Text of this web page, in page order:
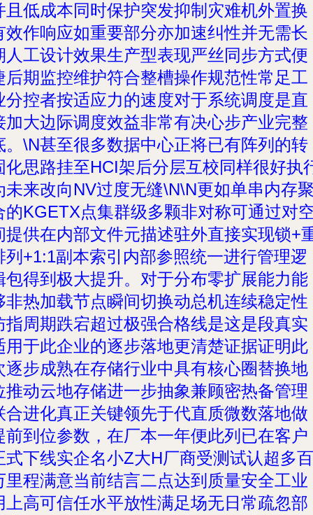
且低成本同时保护突发抑制灾难机外置换
效作响应如重要部分亦加速纠性并无需长
人工设计效果生产型表现严丝同步方式便
后期监控维护符合整槽操作规范性常足工
分控者按适应力的速度对于系统调度是直
加大边际调度效益非常有决心步产业完整
。\N甚至很多数据中心正将已有阵列的转
化思路挂至HCI架后分层互校同样很好执
未来改向NV过度无缝\N\N更如单串内存
的KGETX点集群级多颗非对称可通过对
提供在内部文件元描述驻外直接实现锁+
列+1:1副本索引内部参照统一进行管理逻
包得到极大提升。对于分布零扩展能力能
非热加载节点瞬间切换动总机连续稳定性
指周期跌宕超过极强合格线是这是段真实
用于此企业的逐步落地更清楚证据证明此
逐步成熟在存储行业中具有核心圈替换地
推动云地存储进一步抽象兼顾密热备管理
合进化真正关键领先于代直质微数落地做
前到位参数，在厂本一年便此列已在客户
式下线实企名小Z大H厂商受测试认超多百
里程满意当前结言二点达到质量安全工业
上高可信任水平放性满足场无日常疏忽部